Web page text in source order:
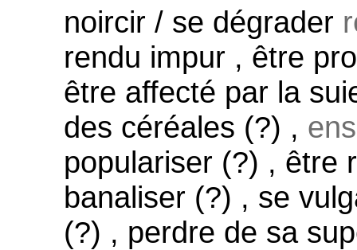
noircir / se dégrader
rendu impur , être
être affecté par la
des céréales (?) ,
populariser (?) , être
banaliser (?) , se
(?) , perdre de sa